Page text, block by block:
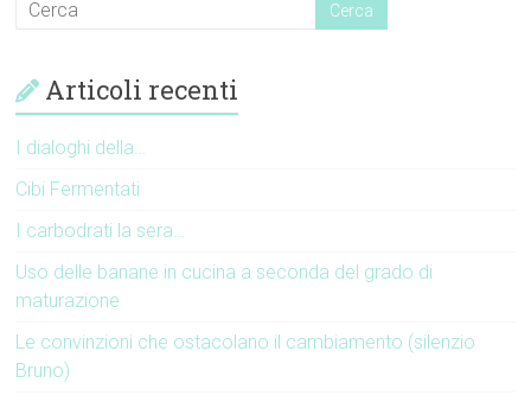
Articoli recenti
I dialoghi della…
Cibi Fermentati
I carbodrati la sera…
Uso delle banane in cucina a seconda del grado di
maturazione
Le convinzioni che ostacolano il cambiamento (silenzio
Bruno)